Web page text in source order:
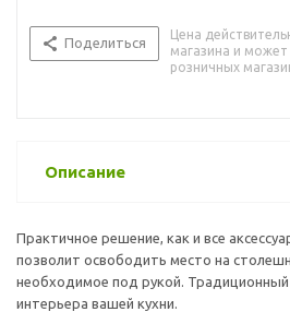
Поделиться
Цена
магазина и может
розничных
Описание
Практичное решение, как и все
позволит освободить место на
необходимое под рукой.
интерьера вашей кухни.